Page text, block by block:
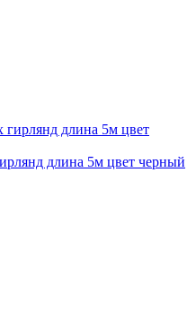
длина 5м цвет черный